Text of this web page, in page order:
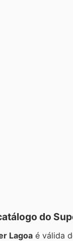
do
Lagoa é válida